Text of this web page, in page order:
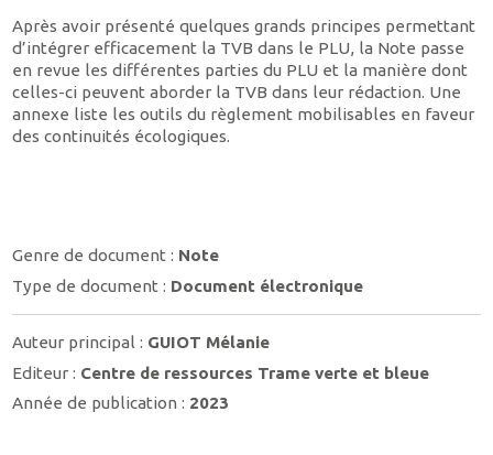
Après avoir présenté quelques grands principes permettant
d’intégrer efficacement la TVB dans le PLU, la Note passe
en revue les différentes parties du PLU et la manière dont
celles-ci peuvent aborder la TVB dans leur rédaction. Une
annexe liste les outils du règlement mobilisables en faveur
des continuités écologiques.
Genre de document : Note
Type de document : Document électronique
Auteur principal : GUIOT Mélanie
Editeur : Centre de ressources Trame verte et bleue
Année de publication : 2023